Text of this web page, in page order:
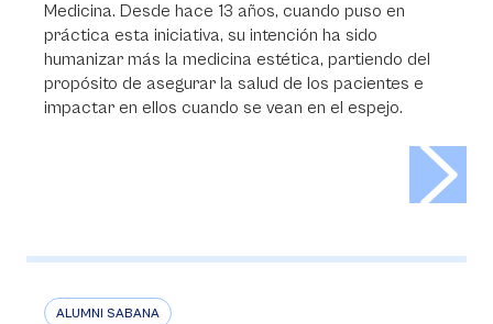
Medicina. Desde hace 13 años, cuando puso en
práctica esta iniciativa, su intención ha sido
humanizar más la medicina estética, partiendo del
propósito de asegurar la salud de los pacientes e
impactar en ellos cuando se vean en el espejo.
ALUMNI SABANA